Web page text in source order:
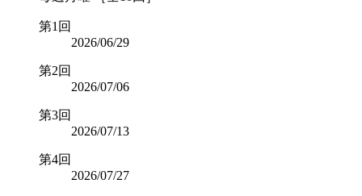
第1回
2026/06/29
第2回
2026/07/06
第3回
2026/07/13
第4回
2026/07/27